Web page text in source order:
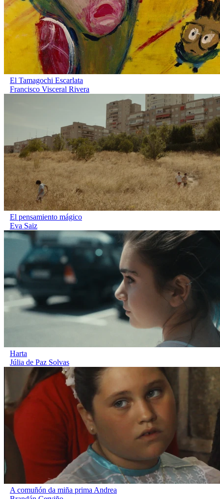
El Tamagochi Escarlata
Francisco Visceral Rivera
El pensamiento mágico
Eva Saiz
Harta
Júlia de Paz Solvas
A comuñón da miña prima Andrea